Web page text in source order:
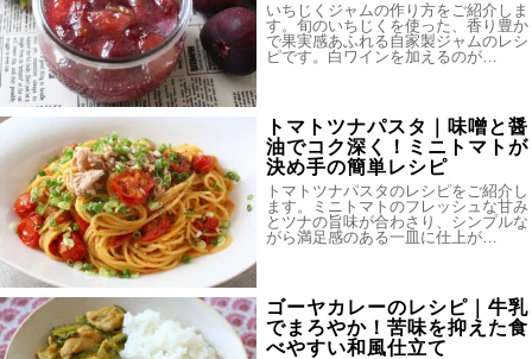
いちじくジャムの作り方をご紹介しま
す。旬のいちじくを使った、香り豊か
で果実感あふれる自家製ジャムのレシ
ピです。白ワインを加えるのが…
トマトツナパスタ｜味噌と醤
油でコク深く！ミニトマトが
決め手の簡単レシピ
トマトツナパスタのレシピをご紹介し
ます。ミニトマトのフレッシュな甘み
とツナの旨味が合わさり、シンプルな
がら満足感のある一皿に仕上が…
ゴーヤカレーのレシピ｜牛乳
でまろやか！苦味を抑えた食
べやすい和風仕立て